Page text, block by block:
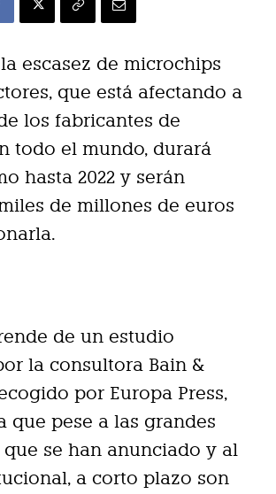
escasez de microchips
que está afectando a
los fabricantes de
todo el mundo, durará
hasta 2022 y serán
de millones de euros
de un estudio
la consultora Bain &
por Europa Press,
que pese a las grandes
se han anunciado y al
a corto plazo son